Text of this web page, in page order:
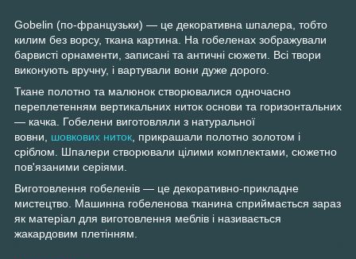
Gobelin (по-французьки) — це декоративна шпалера, тобто
килим без ворсу, ткана картина. На гобеленах зображували
барвисті орнаменти, записані та античні сюжети. Всі твори
виконують вручну, і вартували вони дуже дорого.
Ткане полотно та малюнок створювалися одночасно
переплетенням вертикальних ниток основи та горизонтальних
— качка. Гобелени виготовляли з натуральної
вовни, шовкових ниток , прикрашали полотно золотом і
сріблом. Шпалери створювали цілими комплектами, сюжетно
пов'язаними серіями.
Виготовлення гобеленів — це декоративно-прикладне
мистецтво. Машинна гобеленова тканина сприймається зараз
як матеріал для виготовлення меблів і називається
жакардовим плетінням.